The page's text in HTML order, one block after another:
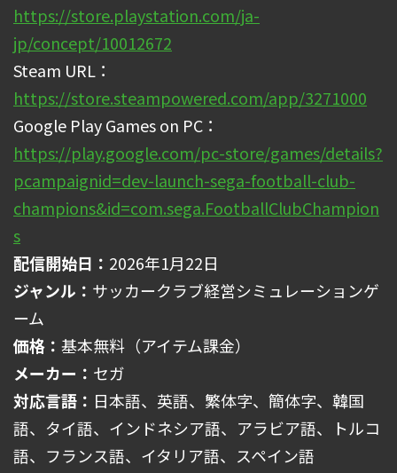
https://store.playstation.com/ja-
jp/concept/10012672
Steam URL：
https://store.steampowered.com/app/3271000
Google Play Games on PC：
https://play.google.com/pc-store/games/details?
pcampaignid=dev-launch-sega-football-club-
champions&id=com.sega.FootballClubChampion
s
配信開始日： 2026年1月22日
ジャンル： サッカークラブ経営シミュレーションゲ
ーム
価格： 基本無料（アイテム課金）
メーカー： セガ
対応言語： 日本語、英語、繁体字、簡体字、韓国
語、タイ語、インドネシア語、アラビア語、トルコ
語、フランス語、イタリア語、スペイン語